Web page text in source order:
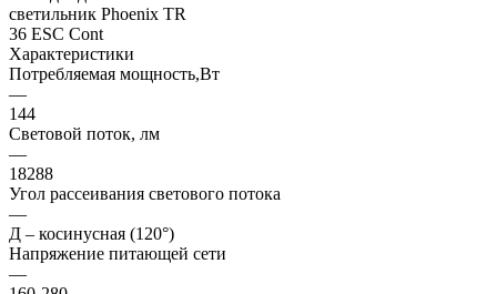
Характеристики
Потребляемая мощность,Вт
—
144
Световой поток, лм
—
18288
Угол рассеивания светового потока
—
Д – косинусная (120°)
Напряжение питающей сети
—